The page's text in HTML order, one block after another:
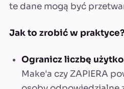
te dane mogą być
Jak to zrobić w praktyce?
Ogranicz liczbę
Make'a czy ZAPIERA